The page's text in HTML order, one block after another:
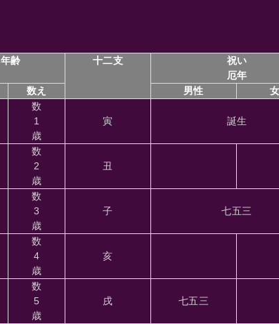
年齢 十二支
祝い
厄年
数え 男性
数
1
歳
寅 誕生
数
2
歳
丑
数
3
歳
子 七五三
数
4
歳
亥
数
5
歳
戌 七五三